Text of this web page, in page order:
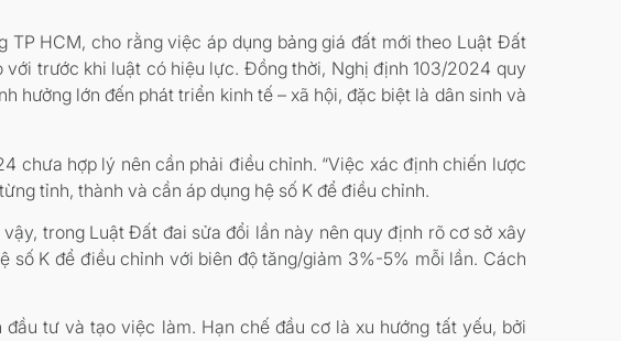
HCM, cho rằng việc áp dụng bảng giá đất mới theo Luật Đất
trước khi luật có hiệu lực. Đồng thời, Nghị định 103/2024 quy
hưởng lớn đến phát triển kinh tế – xã hội, đặc biệt là dân sinh và
chưa hợp lý nên cần phải điều chỉnh. “Việc xác định chiến lược
tỉnh, thành và cần áp dụng hệ số K để điều chỉnh.
trong Luật Đất đai sửa đổi lần này nên quy định rõ cơ sở xây
số K để điều chỉnh với biên độ tăng/giảm 3%-5% mỗi lần. Cách
tư và tạo việc làm. Hạn chế đầu cơ là xu hướng tất yếu, bởi